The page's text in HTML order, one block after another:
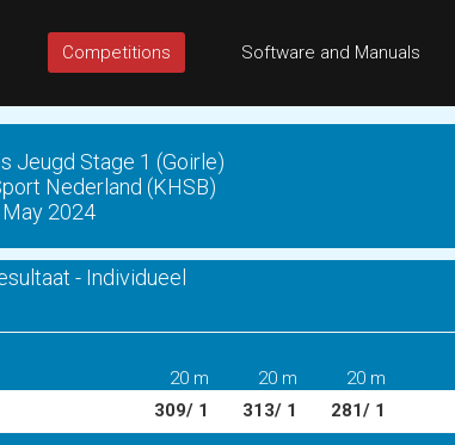
Competitions Software and Manuals
Jeugd Stage 1 (Goirle)
Nederland (KHSB)
2024
- Individueel
20 m 20 m 20 m
309/ 1 313/ 1 281/ 1